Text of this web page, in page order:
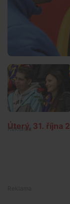
Úterý, 31. října